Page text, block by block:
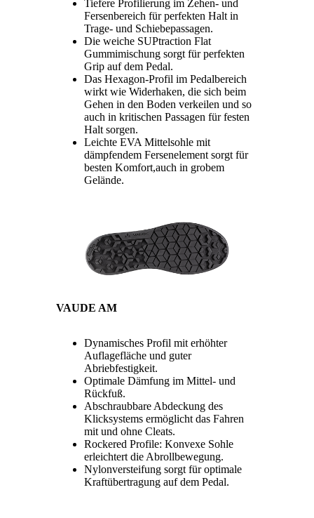
Tiefere Profilierung im Zehen- und
Fersenbereich für perfekten Halt in
Trage- und Schiebepassagen.
Die weiche SUPtraction Flat
Gummimischung sorgt für perfekten
Grip auf dem Pedal.
Das Hexagon-Profil im Pedalbereich
wirkt wie Widerhaken, die sich beim
Gehen in den Boden verkeilen und so
auch in kritischen Passagen für festen
Halt sorgen.
Leichte EVA Mittelsohle mit
dämpfendem Fersenelement sorgt für
besten Komfort,auch in grobem
Gelände.
VAUDE AM
Dynamisches Profil mit erhöhter
Auflagefläche und guter
Abriebfestigkeit.
Optimale Dämfung im Mittel- und
Rückfuß.
Abschraubbare Abdeckung des
Klicksystems ermöglicht das Fahren
mit und ohne Cleats.
Rockered Profile: Konvexe Sohle
erleichtert die Abrollbewegung.
Nylonversteifung sorgt für optimale
Kraftübertragung auf dem Pedal.